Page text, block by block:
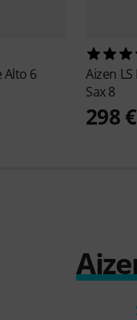
Alto 6
Aizen
Sax 8
298 €